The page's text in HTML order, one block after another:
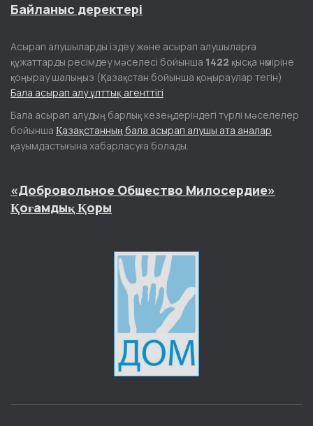
Байланыс деректері
Асырап алушыларды іздеу және асырап алушыларға
құжаттарды ресімдеу мәселесі бойынша 1422 қысқа нөміріне
қоңырау шалыңыз (Қазақстан бойынша қоңыраулар тегін)
Бала асырап алу ұлттық агенттігі
Бала асырап алудың барлық кезеңдеріндегі түрлі мәселелер
бойынша Қазақстанның бала асырап алушы ата аналар
қауымдастығына хабарласуға болады.
«Добровольное Общество Милосердие»
Қоғамдық Қоры